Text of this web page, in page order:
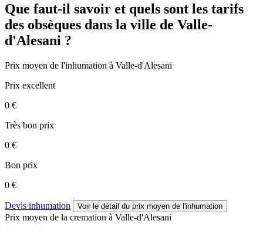
Que faut-il savoir et quels sont les tarifs
des obsèques dans la ville de Valle-
d'Alesani ?
Prix moyen de l'inhumation à Valle-d'Alesani
Prix excellent
0 €
Très bon prix
0 €
Bon prix
0 €
Devis inhumation Voir le détail du prix moyen de l'inhumation
Prix moyen de la cremation à Valle-d'Alesani